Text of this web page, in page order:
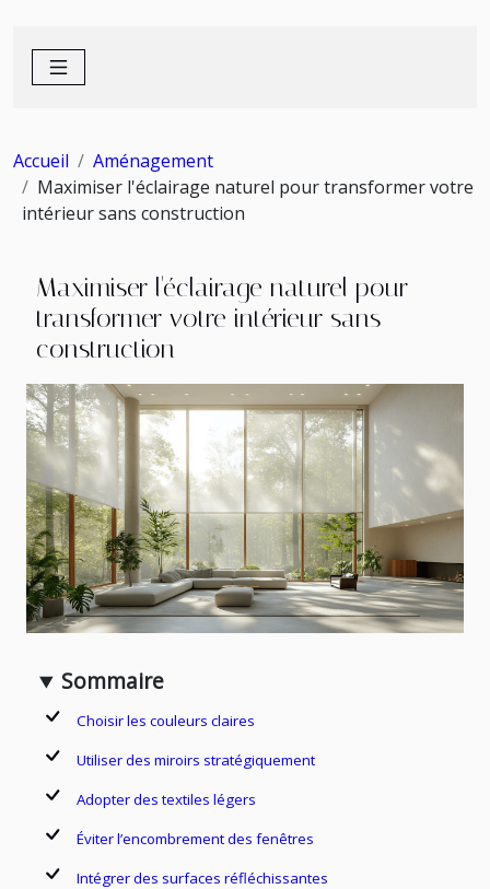
Accueil
Aménagement
Maximiser l'éclairage naturel pour transformer votre
intérieur sans construction
Maximiser l'éclairage naturel pour
transformer votre intérieur sans
construction
Sommaire
Choisir les couleurs claires
Utiliser des miroirs stratégiquement
Adopter des textiles légers
Éviter l’encombrement des fenêtres
Intégrer des surfaces réfléchissantes